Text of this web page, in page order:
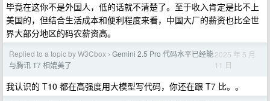
毕竟在这你不是外国人，低的话就不清楚了。至于收入肯定是比不上
美国的，但结合生活成本和便利程度来看，中国大厂的薪资也比全世
界大部分地区的码农薪资高。
Replied to a topic by W3Cbox › Gemini 2.5 Pro 代码水平已经能
与腾讯 T7 相媲美了
2025 年 5 月
11 日
我认识的 T10 都在高强度用大模型写代码，你还在跟 T7 比。。